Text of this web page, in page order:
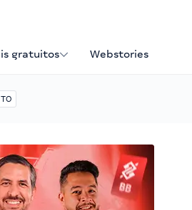
gratuitos Webstories
TO